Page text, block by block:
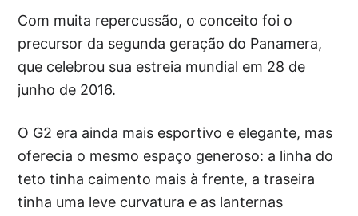
Com muita repercussão, o conceito foi o
precursor da segunda geração do Panamera,
que celebrou sua estreia mundial em 28 de
junho de 2016.
O G2 era ainda mais esportivo e elegante, mas
oferecia o mesmo espaço generoso: a linha do
teto tinha caimento mais à frente, a traseira
tinha uma leve curvatura e as lanternas